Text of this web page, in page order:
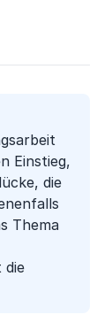
Einstieg,
die
Thema
die